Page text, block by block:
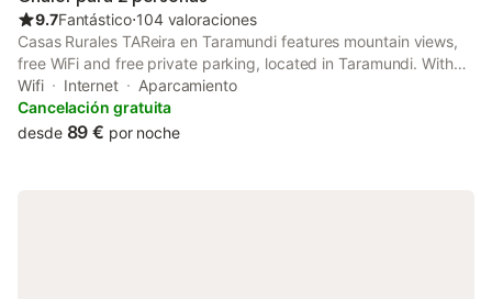
9.7Fantástico⋅104 valoraciones
Casas Rurales TAReira en Taramundi features mountain views,
free WiFi and free private parking, located in Taramundi. With
river views, this accommodation offers a balcony.
Wifi Internet
Aparcamiento
Cancelación gratuita
desde 89 € por noche